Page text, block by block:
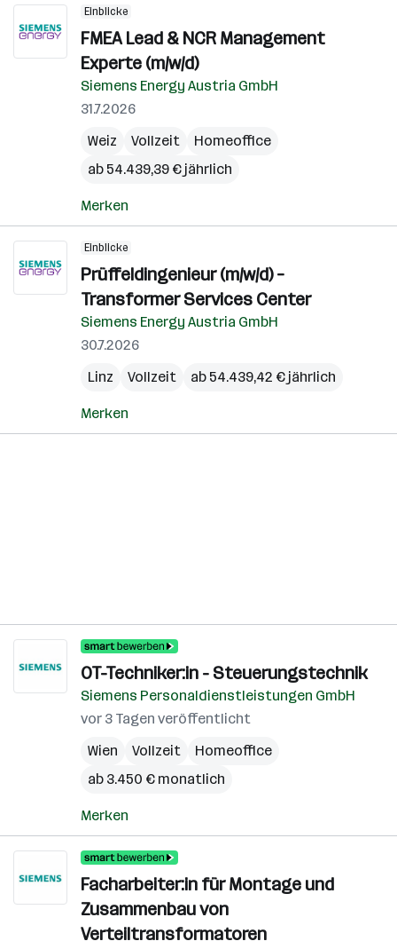
Einblicke
FMEA Lead & NCR Management
Experte (m/w/d)
Siemens Energy Austria GmbH
31.7.2026
Weiz
Vollzeit
Homeoffice
ab 54.439,39 € jährlich
Merken
Einblicke
Prüffeldingenieur (m/w/d) –
Transformer Services Center
Siemens Energy Austria GmbH
30.7.2026
Linz
Vollzeit ab 54.439,42 € jährlich
Merken
OT-Techniker:in - Steuerungstechnik
Siemens Personaldienstleistungen GmbH
vor 3 Tagen veröffentlicht
Wien
Vollzeit
Homeoffice
ab 3.450 € monatlich
Merken
Facharbeiter:in für Montage und
Zusammenbau von
Verteiltransformatoren